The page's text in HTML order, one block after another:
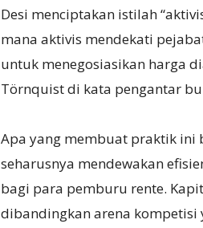
Desi menciptakan istilah
mana aktivis mendekati
untuk menegosiasikan harga
Törnquist di kata pengantar
Apa yang membuat praktik ini
seharusnya mendewakan
bagi para pemburu rente.
dibandingkan arena kompetisi